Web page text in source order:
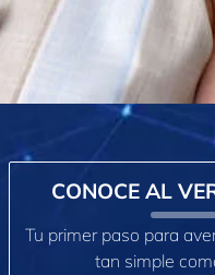
CONOCE AL
Tu primer paso para
tan simple